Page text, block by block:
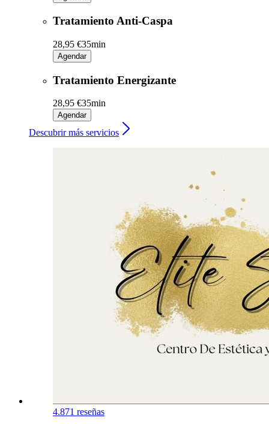
Tratamiento Anti-Caspa
28,95 €35min
Agendar
Tratamiento Energizante
28,95 €35min
Agendar
Descubrir más servicios
4.871 reseñas